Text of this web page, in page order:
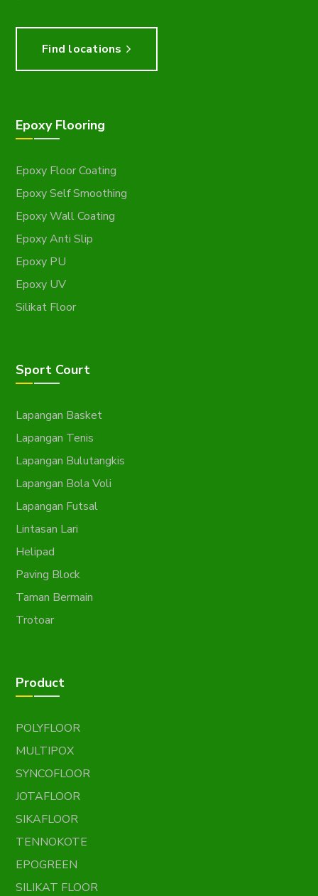
Find locations
Epoxy Flooring
Epoxy Floor Coating
Epoxy Self Smoothing
Epoxy Wall Coating
Epoxy Anti Slip
Epoxy PU
Epoxy UV
Silikat Floor
Sport Court
Lapangan Basket
Lapangan Tenis
Lapangan Bulutangkis
Lapangan Bola Voli
Lapangan Futsal
Lintasan Lari
Helipad
Paving Block
Taman Bermain
Trotoar
Product
POLYFLOOR
MULTIPOX
SYNCOFLOOR
JOTAFLOOR
SIKAFLOOR
TENNOKOTE
EPOGREEN
SILIKAT FLOOR